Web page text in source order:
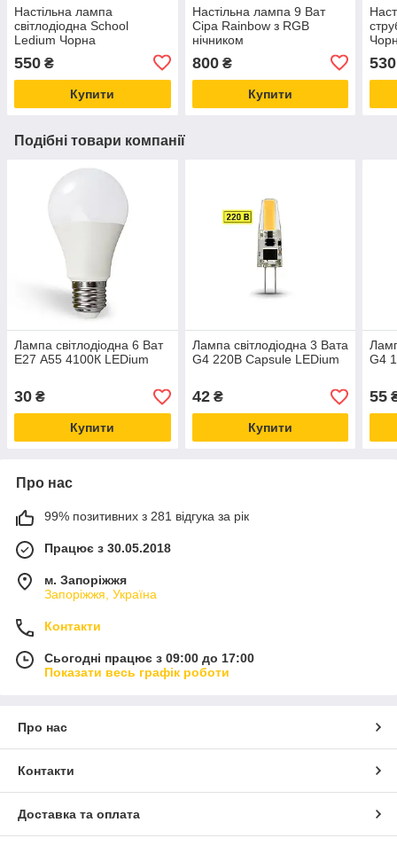
Настільна лампа
світлодіодна School
Ledium Чорна
550 ₴
Купити
Настільна лампа 9 Ват
Сіра Rainbow з RGB
нічником
800₴
Купити
530
Подібні товари компанії
Лампа світлодіодна 6 Ват
Е27 А55 4100К LEDium
30 ₴
Купити
Лампа світлодіодна 3 Вата
G4 220В Capsule LEDium
42₴
Купити
G4
55
Про нас
99% позитивних з 281 відгука за рік
Працює з 30.05.2018
м. Запоріжжя
Запоріжжя, Україна
Контакти
Сьогодні працює з 09:00 до 17:00
Показати весь графік роботи
Про нас
Контакти
Доставка та оплата